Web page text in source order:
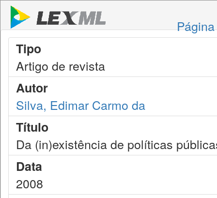
Tipo
Artigo de revista
Autor
Silva, Edimar Carmo da
Título
Da (in)existência de políticas
Data
2008